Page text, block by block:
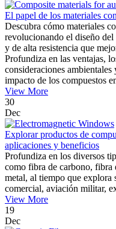
El papel de los materiales
Descubra cómo materiales
revolucionando el diseño
y de alta resistencia que
Profundiza en las ventajas,
consideraciones
impacto de los compuestos
View More
30
Dec
Explorar productos de
aplicaciones y beneficios
Profundiza en los diversos
como fibra de carbono, fibra
metal, al tiempo que explora
comercial, aviación militar,
View More
19
Dec